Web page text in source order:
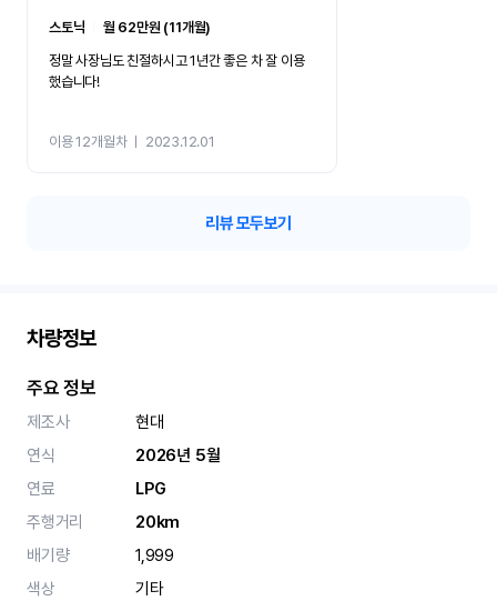
스토닉
월 62만원 (11개월)
정말 사장님도 친절하시고 1년간 좋은 차 잘 이용
했습니다!
이용 12개월차ㅣ 2023.12.01
리뷰 모두보기
차량정보
주요 정보
제조사
현대
연식
2026년 5월
연료
LPG
주행거리
20km
배기량
1,999
색상
기타